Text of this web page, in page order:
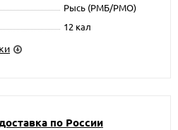
Рысь (РМБ/РМО)
12 кал
по России